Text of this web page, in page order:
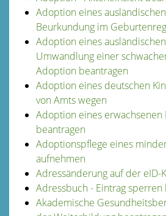
Adoption eines
Beurkundung im
Adoption eines
Umwandlung einer
Adoption beantragen
Adoption eines deutschen
von Amts wegen
Adoption eines erwachsenen
beantragen
Adoptionspflege eines
aufnehmen
Adressänderung auf der eID-
Adressbuch - Eintrag sperren
Akademische